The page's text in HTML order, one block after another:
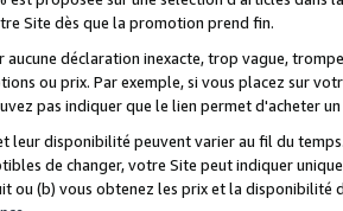
Site dès que la promotion prend fin.
aucune déclaration inexacte, trop vague,
ou prix. Par exemple, si vous placez sur
pas indiquer que le lien permet d'acheter
leur disponibilité peuvent varier au fil du
de changer, votre Site peut indiquer
ou (b) vous obtenez les prix et la disponibilité